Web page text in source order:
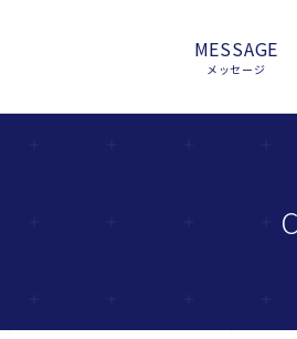
MESSAGE
メッセージ